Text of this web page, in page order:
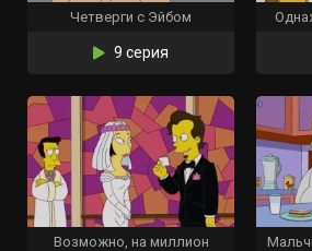
Четверги с Эйбом
9 серия
Возможно, на миллион